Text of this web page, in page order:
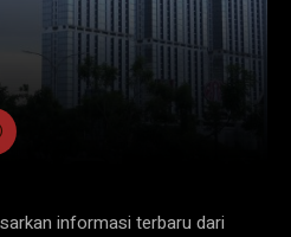
informasi terbaru dari